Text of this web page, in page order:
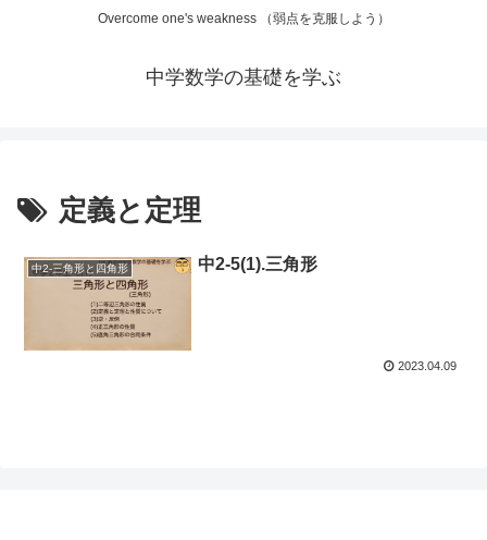
Overcome one's weakness （弱点を克服しよう）
中学数学の基礎を学ぶ
定義と定理
中2-三角形と四角形 中2-5(1).三角形
2023.04.09